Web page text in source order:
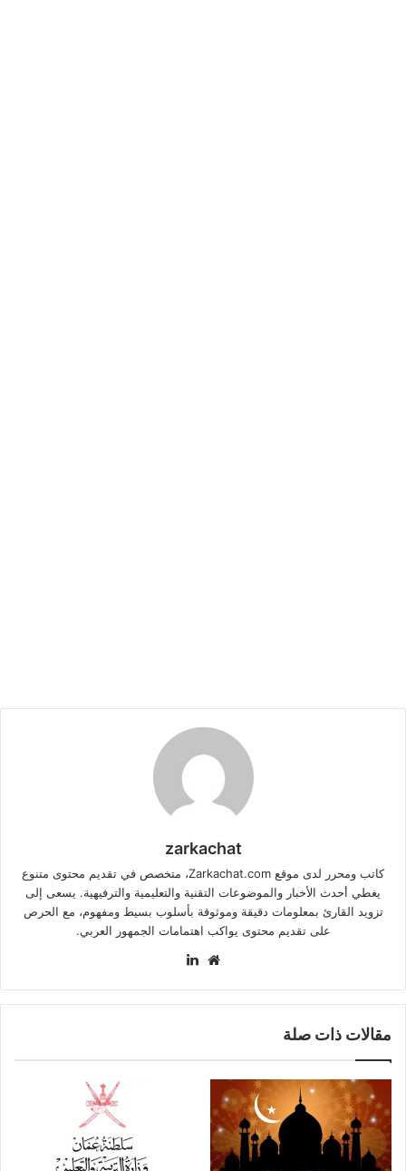
zarkachat
كاتب ومحرر لدى موقع Zarkachat.com، متخصص في تقديم محتوى متنوع
يغطي أحدث الأخبار والموضوعات التقنية والتعليمية والترفيهية. يسعى إلى
تزويد القارئ بمعلومات دقيقة وموثوقة بأسلوب بسيط ومفهوم، مع الحرص
على تقديم محتوى يواكب اهتمامات الجمهور العربي.
موقع
مقالات ذات صلة